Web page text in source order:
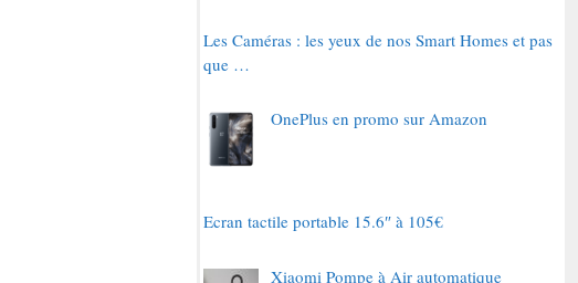
Les Caméras : les yeux de nos Smart Homes et pas
que …
OnePlus en promo sur Amazon
Ecran tactile portable 15.6″ à 105€
Xiaomi Pompe à Air automatique